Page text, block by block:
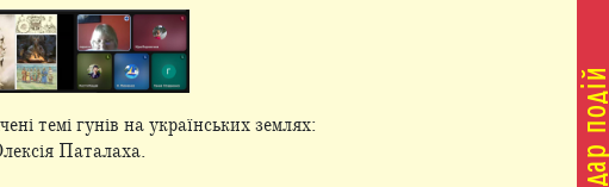
темі гунів на українських землях:
Паталаха.